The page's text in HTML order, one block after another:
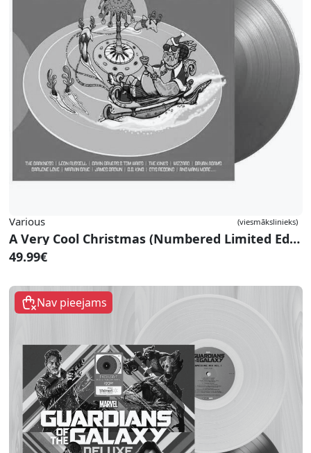
Various (viesmākslinieks)
A Very Cool Christmas (Numbered Limited Edition Gold Double Vinyl)
49.99€
Nav pieejams